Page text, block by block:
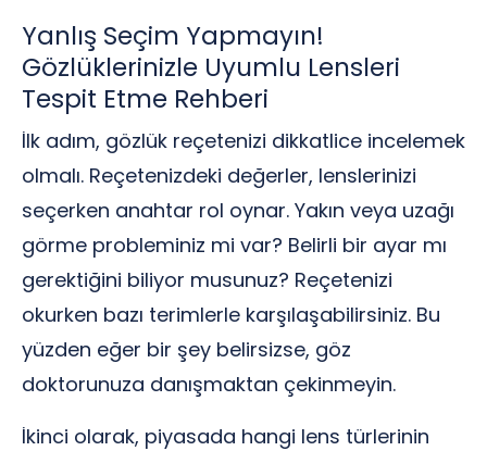
Yanlış Seçim Yapmayın!
Gözlüklerinizle Uyumlu Lensleri
Tespit Etme Rehberi
İlk adım, gözlük reçetenizi dikkatlice incelemek
olmalı. Reçetenizdeki değerler, lenslerinizi
seçerken anahtar rol oynar. Yakın veya uzağı
görme probleminiz mi var? Belirli bir ayar mı
gerektiğini biliyor musunuz? Reçetenizi
okurken bazı terimlerle karşılaşabilirsiniz. Bu
yüzden eğer bir şey belirsizse, göz
doktorunuza danışmaktan çekinmeyin.
İkinci olarak, piyasada hangi lens türlerinin